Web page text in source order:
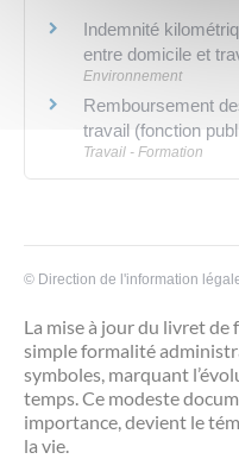
Indemnité
entre domicile et
Environnement
Remboursement
travail (fonction
Travail - Formation
© Direction de l'information
La mise à jour du livret de
simple formalité
symboles, marquant
temps. Ce modeste
importance, devient le
la vie.